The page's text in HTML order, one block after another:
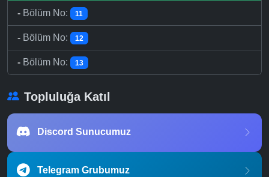
- Bölüm No: 11
- Bölüm No: 12
- Bölüm No: 13
Topluluğa Katıl
Discord Sunucumuz
Telegram Grubumuz